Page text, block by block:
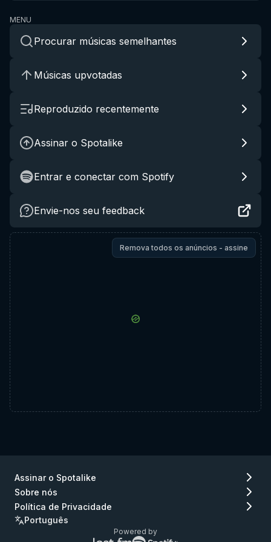
MENU
Procurar músicas semelhantes
Músicas upvotadas
Reproduzido recentemente
Assinar o Spotalike
Entrar e conectar com Spotify
Envie-nos seu feedback
Remova todos os anúncios - assine
Assinar o Spotalike
Sobre nós
Política de Privacidade
Português
Powered by